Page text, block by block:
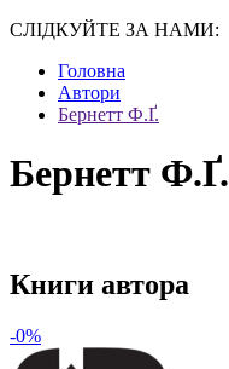
СЛІДКУЙТЕ ЗА НАМИ:
Головна
Автори
Бернетт Ф.Ґ.
Бернетт Ф.Ґ.
Книги автора
-0%